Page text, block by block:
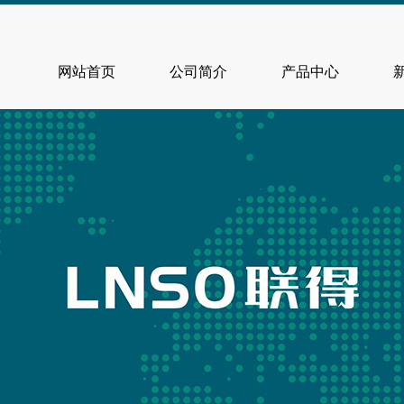
网站首页 公司简介 产品中心